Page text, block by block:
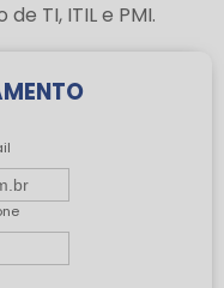
TI, ITIL e PMI.